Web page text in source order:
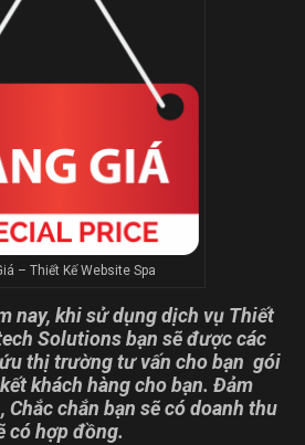
– Thiết Kế Website Spa
nay, khi sử dụng dịch vụ Thiết
Solutions bạn sẽ được các
thị trường tư vấn cho bạn gói
khách hàng cho bạn. Đảm
Chắc chắn bạn sẽ có doanh thu
có hợp đồng.